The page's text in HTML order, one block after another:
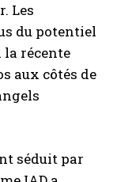
Les
du potentiel
récente
aux côtés de
séduit par